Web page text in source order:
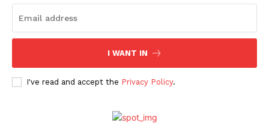
I WANT IN
I've read and accept the Privacy Policy.